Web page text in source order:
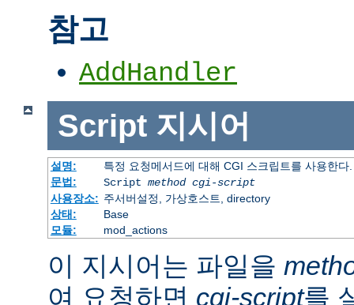
참고
AddHandler
Script 지시어
설명:
특정 요청메서드에 대해 CGI 스크립트를 사용한다.
문법:
Script method cgi-script
사용장소: 주서버설정, 가상호스트, directory
상태:
Base
모듈:
mod_actions
이 지시어는 파일을
여 요청하면 cgi-script를